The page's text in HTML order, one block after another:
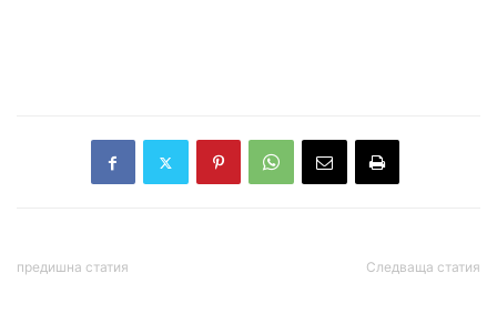
предишна статия Следваща статия